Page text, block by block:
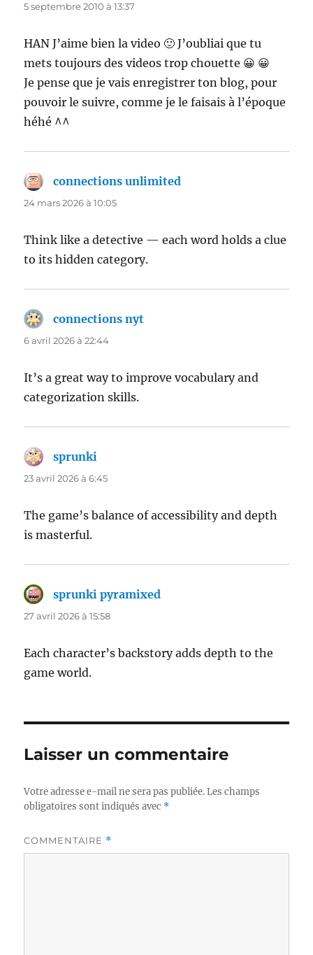
5 septembre 2010 à 13:37
HAN J’aime bien la video 🙂 J’oubliai que tu
mets toujours des videos trop chouette 😀 😀
Je pense que je vais enregistrer ton blog, pour
pouvoir le suivre, comme je le faisais à l’époque
héhé ^^
connections unlimited
24 mars 2026 à 10:05
Think like a detective — each word holds a clue
to its hidden category.
connections nyt
6 avril 2026 à 22:44
It’s a great way to improve vocabulary and
categorization skills.
sprunki
23 avril 2026 à 6:45
The game’s balance of accessibility and depth
is masterful.
sprunki pyramixed
27 avril 2026 à 15:58
Each character’s backstory adds depth to the
game world.
Laisser un commentaire
Votre adresse e-mail ne sera pas publiée. Les champs
obligatoires sont indiqués avec *
COMMENTAIRE *